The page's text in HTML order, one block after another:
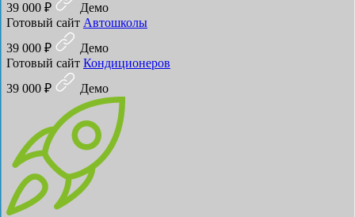
39 000 ₽
Демо
Готовый сайт Автошколы
39 000 ₽
Демо
Готовый сайт Кондиционеров
39 000 ₽
Демо